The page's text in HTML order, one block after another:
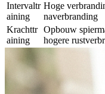
Intervaltr
aining
Hoge
naverbranding
Krachttr
aining
Opbouw
hogere